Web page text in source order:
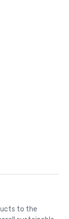
to the